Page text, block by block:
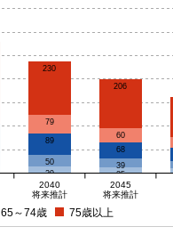
29 25
50 39
89
68
79
60
230
206
2040
将来推計
2045
将来推計
65～74歳 75歳以上